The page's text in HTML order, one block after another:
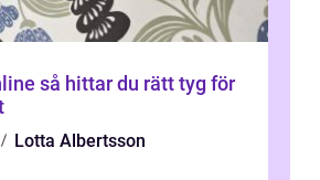
tyg för
Lotta Albertsson